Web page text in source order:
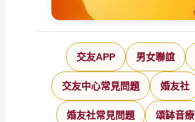
交友APP 男女聯誼
交友中心常見問題 婚友社
婚友社常見問題 頌缽音療